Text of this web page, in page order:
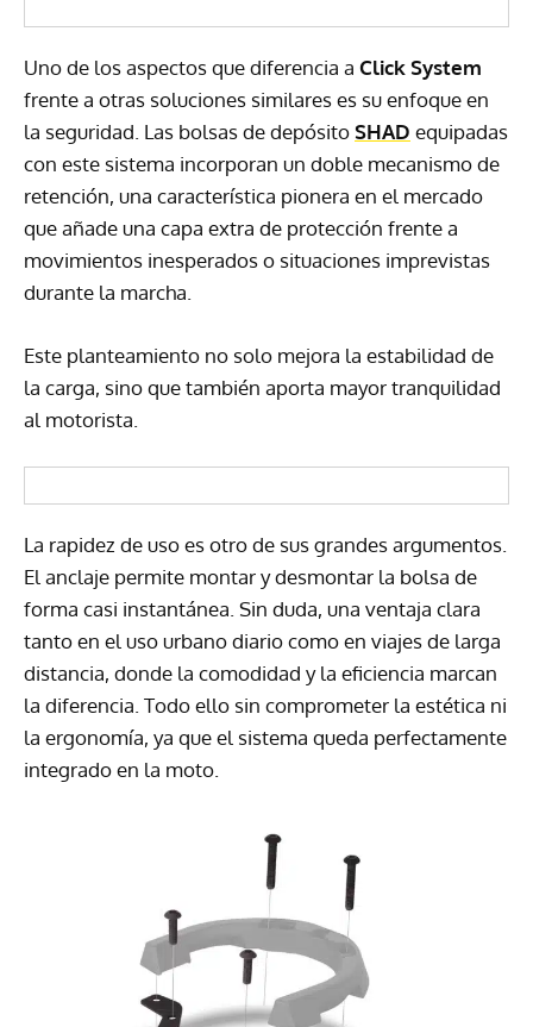
Uno de los aspectos que diferencia a Click System
frente a otras soluciones similares es su enfoque en
la seguridad. Las bolsas de depósitoSHAD equipadas
con este sistema incorporan un doble mecanismo de
retención, una característica pionera en el mercado
que añade una capa extra de protección frente a
movimientos inesperados o situaciones imprevistas
durante la marcha.
Este planteamiento no solo mejora la estabilidad de
la carga, sino que también aporta mayor tranquilidad
al motorista.
La rapidez de uso es otro de sus grandes argumentos.
El anclaje permite montar y desmontar la bolsa de
forma casi instantánea. Sin duda, una ventaja clara
tanto en el uso urbano diario como en viajes de larga
distancia, donde la comodidad y la eficiencia marcan
la diferencia. Todo ello sin comprometer la estética ni
la ergonomía, ya que el sistema queda perfectamente
integrado en la moto.